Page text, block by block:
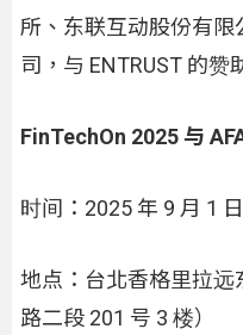
所、东联互动股份有
司，与 ENTRUST 的赞
FinTechOn 2025 与
时间：2025 年 9 月 1
地点：台北香格里拉
路二段 201 号 3 楼）